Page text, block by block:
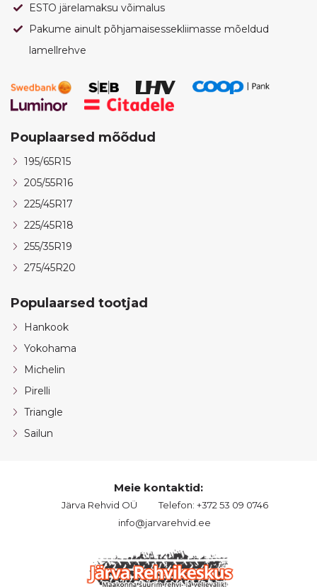
ESTO järelamaksu võimalus
Pakume ainult põhjamaisessekliimasse mõeldud
lamellrehve
Pouplaarsed mõõdud
195/65R15
205/55R16
225/45R17
225/45R18
255/35R19
275/45R20
Populaarsed tootjad
Hankook
Yokohama
Michelin
Pirelli
Triangle
Sailun
Meie kontaktid:
Järva Rehvid OÜ
Telefon: +372 53 09 0746
info@jarvarehvid.ee